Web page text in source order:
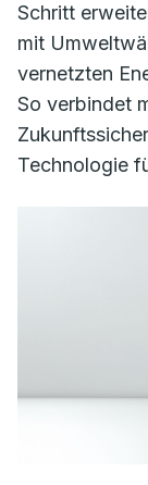
Schritt
mit
vernetzten
So verbindet
Technologie